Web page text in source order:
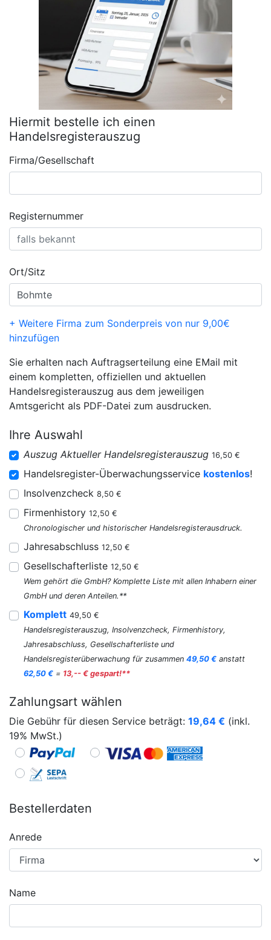
Hiermit bestelle ich einen
Handelsregisterauszug
Firma/Gesellschaft
Registernummer
Ort/Sitz
+ Weitere Firma zum Sonderpreis von nur 9,00€
hinzufügen
Sie erhalten nach Auftragserteilung eine EMail mit
einem kompletten, offiziellen und aktuellen
Handelsregisterauszug aus dem jeweiligen
Amtsgericht als PDF-Datei zum ausdrucken.
Ihre Auswahl
Auszug Aktueller Handelsregisterauszug 16,50 €
Handelsregister-Überwachungsservice kostenlos!
Insolvenzcheck 8,50 €
Firmenhistory 12,50 €
Chronologischer und historischer Handelsregisterausdruck.
Jahresabschluss 12,50 €
Gesellschafterliste 12,50 €
Wem gehört die GmbH? Komplette Liste mit allen Inhabern einer
GmbH und deren Anteilen.**
Komplett 49,50 €
Handelsregisterauszug, Insolvenzcheck, Firmenhistory,
Jahresabschluss, Gesellschafterliste und
Handelsregisterüberwachung für zusammen 49,50 € anstatt
62,50 € = 13,-- € gespart!**
Zahlungsart wählen
Die Gebühr für diesen Service beträgt: 19,64 € (inkl.
19% MwSt.)
Bestellerdaten
Anrede
Name